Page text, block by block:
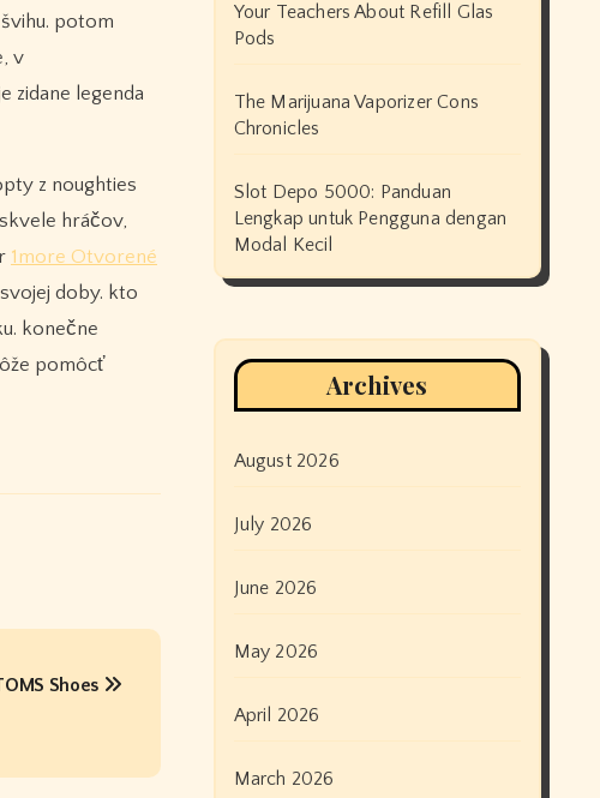
potom
v
zidane legenda
z noughties
hráčov,
1more Otvorené
doby. kto
konečne
pomôcť
Shoes
Your Teachers About Refill Glas
Pods
The Marijuana Vaporizer Cons
Chronicles
Slot Depo 5000: Panduan
Lengkap untuk Pengguna dengan
Modal Kecil
Archives
August 2026
July 2026
June 2026
May 2026
April 2026
March 2026